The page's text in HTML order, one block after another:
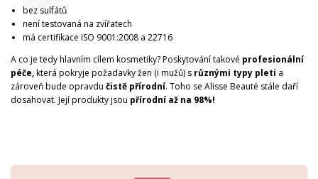
bez sulfátů
není testovaná na zvířatech
má certifikace ISO 9001:2008 a 22716
A co je tedy hlavním cílem kosmetiky? Poskytování takové profesionální
péče,která pokryje požadavky žen (i mužů) s různými typy pleti a
zároveň bude opravdu čistě přírodní. Toho se Alisse Beauté stále daří
dosahovat. Její produkty jsou přírodní až na 98%!